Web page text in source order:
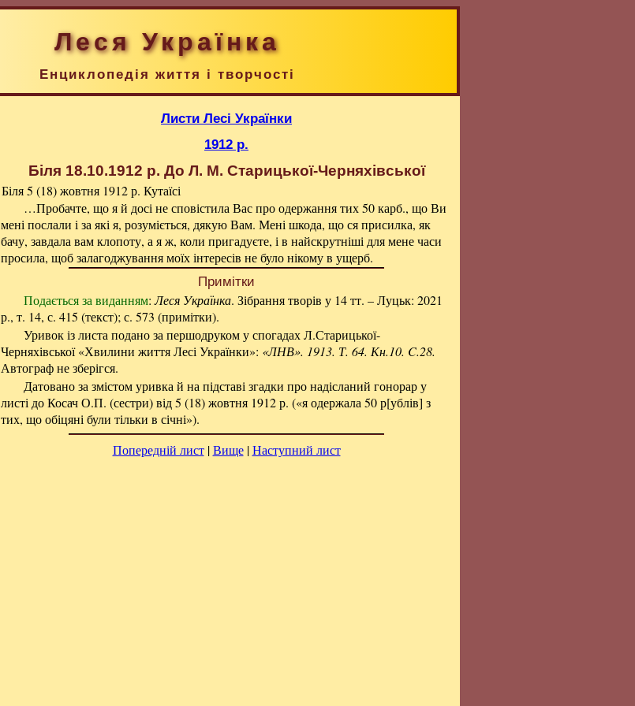
Леся Українка
Енциклопедія життя і творчості
Листи Лесі Українки
1912 р.
Біля 18.10.1912 р. До Л. М. Старицької-Черняхівської
Біля 5 (18) жовтня 1912 р. Кутаїсі
…Пробачте, що я й досі не сповістила Вас про одержання тих 50 карб., що Ви
мені послали і за які я, розуміється, дякую Вам. Мені шкода, що ся присилка, як
бачу, завдала вам клопоту, а я ж, коли пригадуєте, і в найскрутніші для мене часи
просила, щоб залагоджування моїх інтересів не було нікому в ущерб.
Примітки
Подається за виданням:Леся Українка. Зібрання творів у 14 тт. – Луцьк: 2021
р., т. 14, с. 415 (текст); с. 573 (примітки).
Уривок із листа подано за першодруком у спогадах Л.Старицької-
Черняхівської «Хвилини життя Лесі Українки»: «ЛНВ». 1913. Т. 64. Кн.10. C.28.
Автограф не зберігся.
Датовано за змістом уривка й на підставі згадки про надісланий гонорар у
листі до Косач О.П. (сестри) від 5 (18) жовтня 1912 р. («я одержала 50 р[ублів] з
тих, що обіцяні були тільки в січні»).
Попередній лист|Вище|Наступний лист